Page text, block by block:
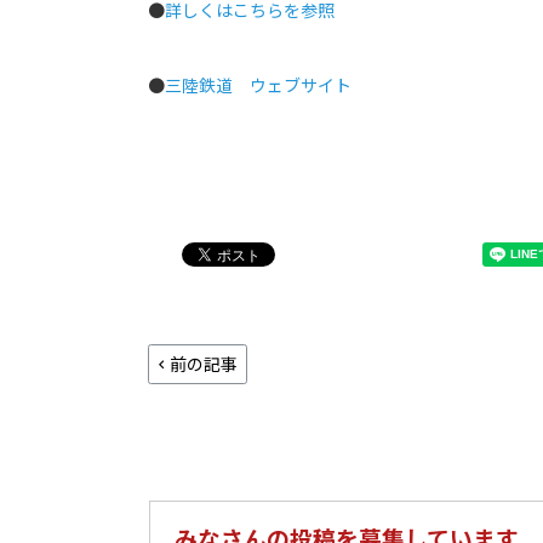
●詳しくはこちらを参照
●三陸鉄道 ウェブサイト
前の記事